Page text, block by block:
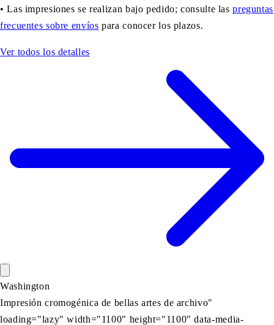
• Las impresiones se realizan bajo pedido; consulte laspreguntas
frecuentes sobre envíos para conocer los plazos.
Ver todos los detalles
Washington
Impresión cromogénica de bellas artes de archivo"
loading="lazy" width="1100" height="1100" data-media-